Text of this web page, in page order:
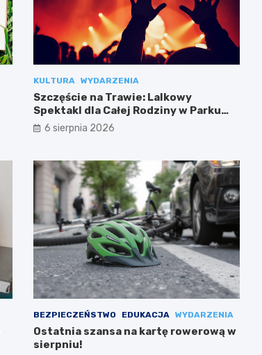
KULTURA WYDARZENIA
Szczęście na Trawie: Lalkowy
Spektakl dla Całej Rodziny w Parku
Przy Bażantarni
6 sierpnia 2026
BEZPIECZEŃSTWO EDUKACJA WYDARZENIA
Ostatnia szansa na kartę rowerową w
sierpniu!